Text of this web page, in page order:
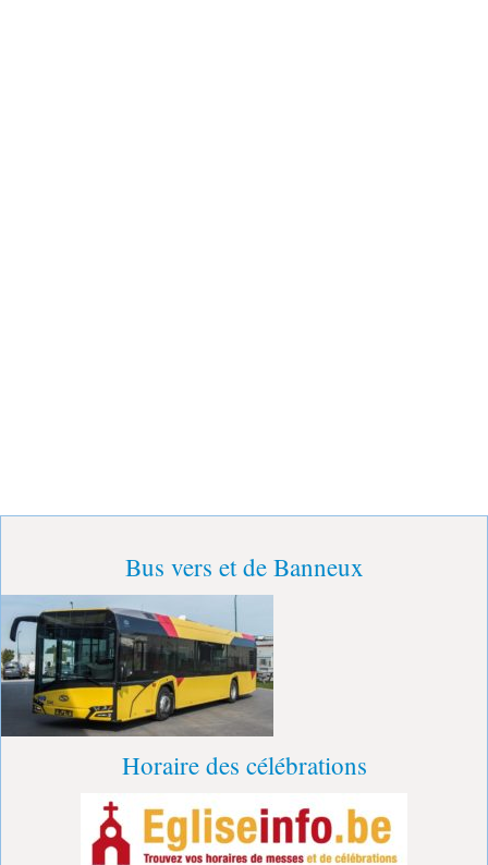
Bus vers et de Banneux
Horaire des célébrations